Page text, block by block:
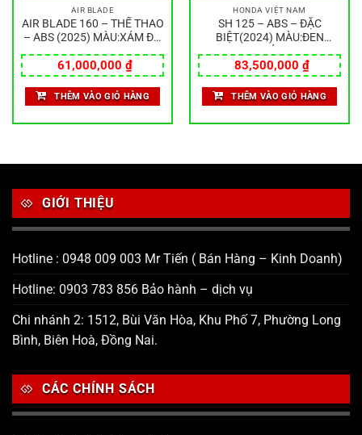
AIR BLADE
AIR BLADE 160 – THỂ THAO
– ABS (2025) MÀU:XÁM ĐỎ
61,000,000 ₫
THÊM VÀO GIỎ HÀNG
HONDA VIỆT NAM
SH 125 – ABS – ĐẶC
BIỆT(2024) MÀU:ĐEN
NHÁM
83,500,000 ₫
THÊM VÀO GIỎ HÀNG
GIỚI THIỆU
Hotline : 0948 009 003 Mr Tiến ( Bán Hàng – Kinh Doanh)
Hotline: 0903 783 856 Bảo hành – dịch vụ
Chi nhánh 2: 1512, Bùi Văn Hòa, Khu Phố 7, Phường Long
Bình, Biên Hoà, Đồng Nai.
CÁC CHÍNH SÁCH